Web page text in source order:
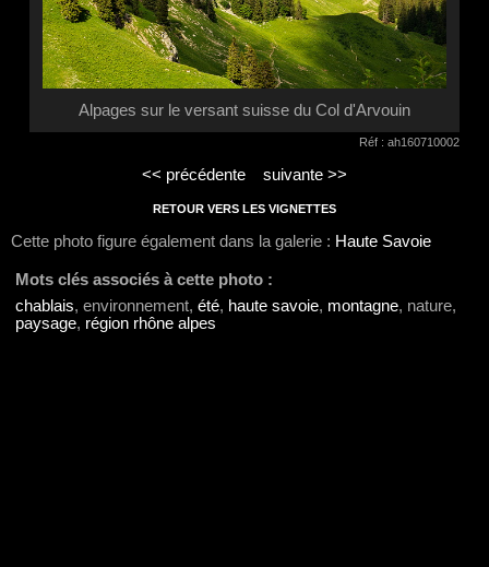
Alpages sur le versant suisse du Col d'Arvouin
Réf : ah160710002
<< précédente suivante >>
RETOUR VERS LES VIGNETTES
Cette photo figure également dans la galerie : Haute Savoie
Mots clés associés à cette photo :
chablais, environnement, été, haute savoie, montagne, nature,
paysage, région rhône alpes